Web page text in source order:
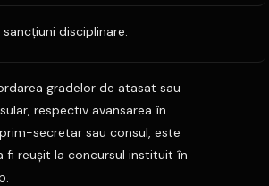
disciplinare.
gradelor de atasat sau
respectiv avansarea în
secretar sau consul, este
fi reuşit la concursul instituit în